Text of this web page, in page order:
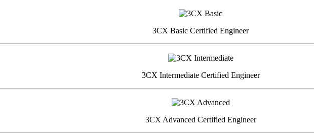
3CX Basic Certified Engineer
3CX Intermediate Certified Engineer
3CX Advanced Certified Engineer